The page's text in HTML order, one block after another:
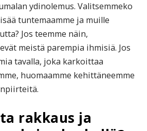
ydinolemus. Valitsemmeko
tuntemaamme ja muille
Jos teemme näin,
meistä parempia ihmisiä. Jos
tavalla, joka karkoittaa
huomaamme kehittäneemme
rakkaus ja